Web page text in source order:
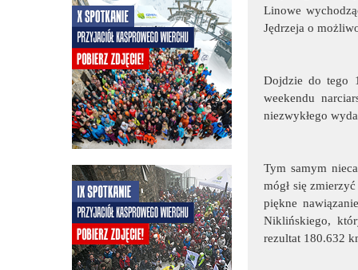
Linowe
Jędrzeja o
Dojdzie do tego
weekendu
niezwykłego
Tym samym
mógł się
piękne
Niklińskiego,
rezultat 180.632